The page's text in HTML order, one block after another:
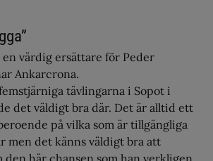
värdig ersättare för Peder
Ankarcrona.
tävlingarna i Sopot i
det väldigt bra där. Det är alltid ett
på vilka som är tillgängliga
men det känns väldigt bra att
den här chansen som han verkligen